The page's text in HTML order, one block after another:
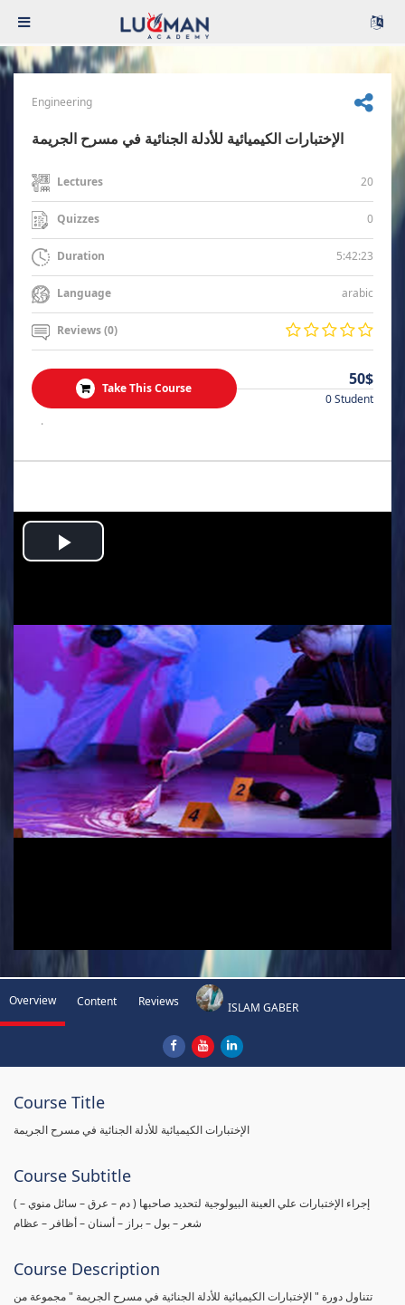
Engineering
الإختبارات الكيميائية للأدلة الجنائية في مسرح الجريمة
Lectures 20
Quizzes 0
Duration 5:42:23
Language arabic
Reviews (0)
Take This Course 50$
0 Student
.
Play
Overview Content Reviews ISLAM GABER
Course Title
الإختبارات الكيميائية للأدلة الجنائية في مسرح الجريمة
Course Subtitle
( إجراء الإختبارات علي العينة البيولوجية لتحديد صاحبها ( دم – عرق – سائل منوي –
شعر – بول – براز – أسنان – أظافر – عظام
Course Description
تتناول دورة " الإختبارات الكيميائية للأدلة الجنائية في مسرح الجريمة " مجموعة من